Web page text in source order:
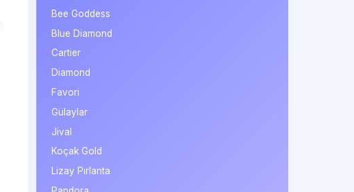
Bee Goddess
Blue Diamond
Cartier
Diamond
Favori
Gülaylar
Jival
Koçak Gold
Lizay Pırlanta